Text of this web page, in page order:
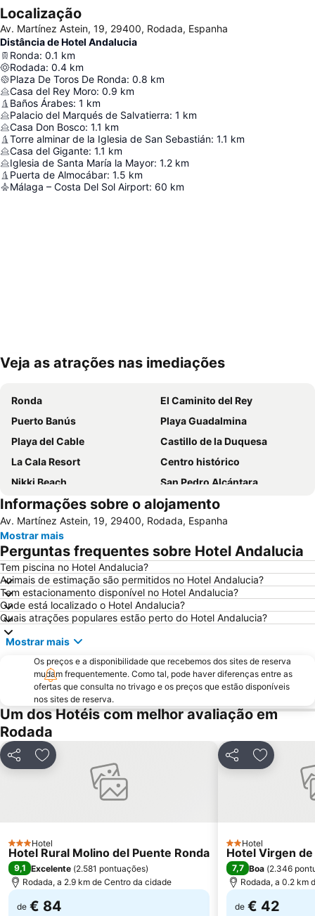
Localização
Av. Martínez Astein, 19, 29400, Rodada, Espanha
Distância de Hotel Andalucia
Ronda: 0.1 km
Rodada: 0.4 km
Plaza De Toros De Ronda: 0.8 km
Casa del Rey Moro: 0.9 km
Baños Árabes: 1 km
Palacio del Marqués de Salvatierra: 1 km
Casa Don Bosco: 1.1 km
Torre alminar de la Iglesia de San Sebastián: 1.1 km
Casa del Gigante: 1.1 km
Iglesia de Santa María la Mayor: 1.2 km
Puerta de Almocábar: 1.5 km
Málaga – Costa Del Sol Airport: 60 km
Ampliar mapa
Veja as atrações nas imediações
Ronda
El Caminito del Rey
Puerto Banús
Playa Guadalmina
Playa del Cable
Castillo de la Duquesa
La Cala Resort
Centro histórico
Nikki Beach
San Pedro Alcántara
Nueva Andalucía
Marina de Puerto Banus
Convention & Exhibition Centre of Marbella
Puerto Cabopino
Casino Marbella
Paseo Maritimo Marbella
Plaza de Toros de Ronda
De Calahonda
Parque Natural de la Sierra de Grazalema
Puerto José Banús
Ayuntamiento de Marbella
Bahía Dorada
Ocean Club Marbella
Plaza de la Alameda
Estepona Golf
Ponte Nova
Casas-cueva
El Cristo
Puerto y Varadero de la Duquesa
Parque Natural Sierra de las Nieves
Atalaya Golf & Country Club
Casablanca
Port of Bajadilla
Artola-Cabopino
Punta de Chullera
Selwo Aventura
Spa Wellness Grazalema
Río Verde
Calle Terraza
Centro Comercial La Cañada
Parque Arroyo de la Represa
Puerto Deportivo de Marbella
Informações sobre o alojamento
Av. Martínez Astein, 19, 29400, Rodada, Espanha
Mostrar mais
Perguntas frequentes sobre Hotel Andalucia
Tem piscina no Hotel Andalucia?
Animais de estimação são permitidos no Hotel Andalucia?
Tem estacionamento disponível no Hotel Andalucia?
Onde está localizado o Hotel Andalucia?
Quais atrações populares estão perto do Hotel Andalucia?
Mostrar mais
Os preços e a disponibilidade que recebemos dos sites de reserva
mudam frequentemente. Como tal, pode haver diferenças entre as
ofertas que consulta no trivago e os preços que estão disponíveis
nos sites de reserva.
Um dos Hotéis com melhor avaliação em
Rodada
PartilharAdicionar aos favoritos
3 Estrelas
Hotel
Hotel Rural Molino del Puente Ronda
9,1 Excelente (2.581 pontuações)
Rodada, a 2.9 km de Centro da cidade
de € 84
PartilharAdicionar
2 Estrelas
Hotel
Hotel Virgen
7,7 Boa (2.346
Rodada, a 0.2 km
de € 42